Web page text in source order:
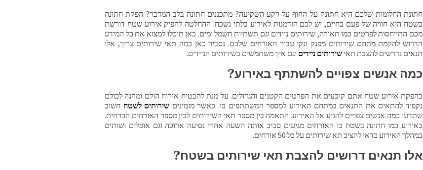
חתונת החלומות שלכם היא חתונה על החוף על רקע השקיעה? מתכננים חתונה בלב המדבר? הפקת חתונה
בשטח היא חוויה של פעם בחיים, יש לכם הזדמנות לאירוע בלתי נשכח. ההחלטה להפיק אירוע שטח דורשת
מכם התייחסות לפרטים כמו תאורה, שירותים ניידים וגם תשתיות חשמל ומים. כאן תוכלו למצוא את כל המידע
הדרוש להקמת מתחם שירותים מפנק ונקי עבור האורחים שלכם. נסביר כאן כמה תאי שירותים צריך, אלו
תנאים נדרשים להצבת תאישירותים ניידים וגם איך משתמשים בשירותים הניידים.
כמה אנשים צפויים להשתתף באירוע?
בהפקת אירוע שטח אתם קובעים את הפרטים הקטנים והגדולים. על מנת להבטיח אירוח הולם ומהנה לכולם
נקפיד להתאים את התנאים במתחם האירוע למספר המשתתפים בו. כאשר מזמינים שירותים לשטח חשוב
שתדעו כמה אנשים צפויים להגיע אל האירוע. התאמה בין מספר תאי השירותים לבין מספר האורחים הכרחית.
באירוע כמו חתונה בשטח בו האורחים מגיעים סביב אותה השעה אחרי נסיעה ארוכה וגם אוכלים ושותים
במהלך האירוע כדאי להציב תא שירותים על כל 50 אורחים.
אלו תנאים דרושים להצבת תאי שירותים בשטח?